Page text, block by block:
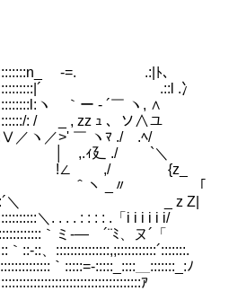
-=. .:|ﾄ、
.::l .冫
ヽ ｀ー - ´￣ ヽ, ∧
: / _ , zz ｭ 、ソ∧ユ
／ヽ／>' ￣ ヽﾏ ./ .ﾍ/
│ ,.ｨ廴 ./ `＼
!∠ ,/ {z_ そうです
,ﾍ、 ＾ヽ _〃 「
＼ _ z Z|
＼. . . . : : : : .「i i i i i i/
｀ミ-― ´¨ﾐ、ヌ´「
::-::、:::::::::::::::,;:::::::::::´:::::::.
｀:::::=-:::::_::::＿:::::::_:ﾉ
ｱ￣